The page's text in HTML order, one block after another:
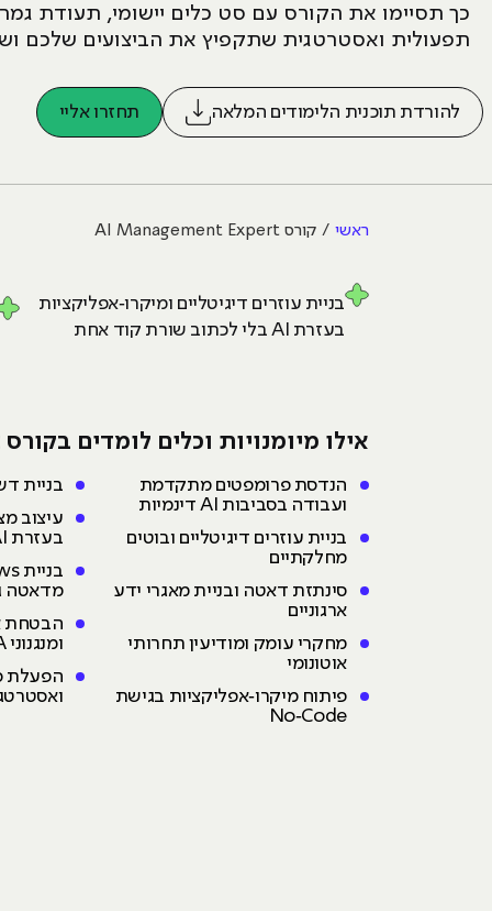
תפעולית ואסטרטגית שתקפיץ את הביצועים שלכם
להורדת תוכנית הלימודים המלאה תחזרו אליי
ראשי קורס AI Management Expert
בניית עוזרים דיגיטליים ומיקרו‑אפליקציות
בעזרת AI בלי לכתוב שורת קוד אחת
אילו מיומנויות וכלים לומדים בקורס AI Management Expert?
הנדסת פרומפטים מתקדמת
ועבודה בסביבות AI דינמיות
בניית עוזרים דיגיטליים ובוטים
מחלקתיים
סינתזת דאטה ובניית מאגרי ידע
ארגוניים
מחקרי עומק ומודיעין תחרותי
אוטונומי
פיתוח מיקרו‑אפליקציות בגישת
No‑Code
בניית
עיצוב
בעזרת AI
מדאטה
הבטחת
ומנגנוני QA